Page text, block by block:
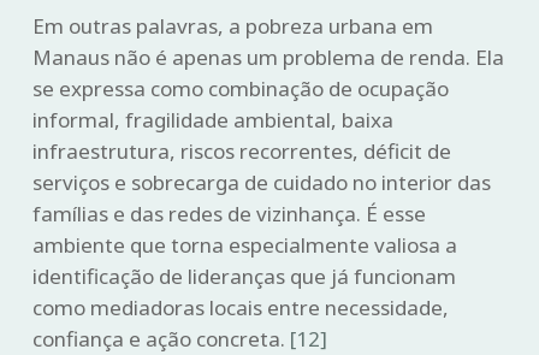
Em outras palavras, a pobreza urbana em
Manaus não é apenas um problema de renda. Ela
se expressa como combinação de ocupação
informal, fragilidade ambiental, baixa
infraestrutura, riscos recorrentes, déficit de
serviços e sobrecarga de cuidado no interior das
famílias e das redes de vizinhança. É esse
ambiente que torna especialmente valiosa a
identificação de lideranças que já funcionam
como mediadoras locais entre necessidade,
confiança e ação concreta. [12]